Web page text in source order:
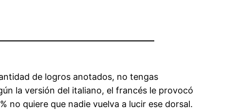
de logros anotados, no tengas
la versión del italiano, el francés le provocó
no quiere que nadie vuelva a lucir ese dorsal.